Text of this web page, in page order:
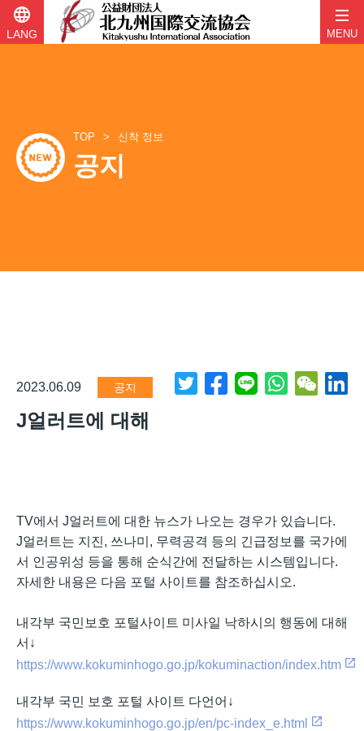
language
LANG MENU
TOP 신착 정보
공지
2023.06.09 공지
J얼러트에 대해
TV에서 J얼러트에 대한 뉴스가 나오는 경우가 있습니다.
J얼러트는 지진, 쓰나미, 무력공격 등의 긴급정보를 국가에
서 인공위성 등을 통해 순식간에 전달하는 시스템입니다.
자세한 내용은 다음 포털 사이트를 참조하십시오.
내각부 국민보호 포털사이트 미사일 낙하시의 행동에 대해
서↓
https://www.kokuminhogo.go.jp/kokuminaction/index.htm
내각부 국민 보호 포털 사이트 다언어↓
https://www.kokuminhogo.go.jp/en/pc-index_e.html